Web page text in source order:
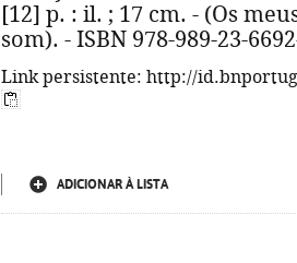
[12] p. : il. ; 17 cm. - (Os
som). - ISBN 978-989-23-
Link persistente: http://
ADICIONAR À LISTA